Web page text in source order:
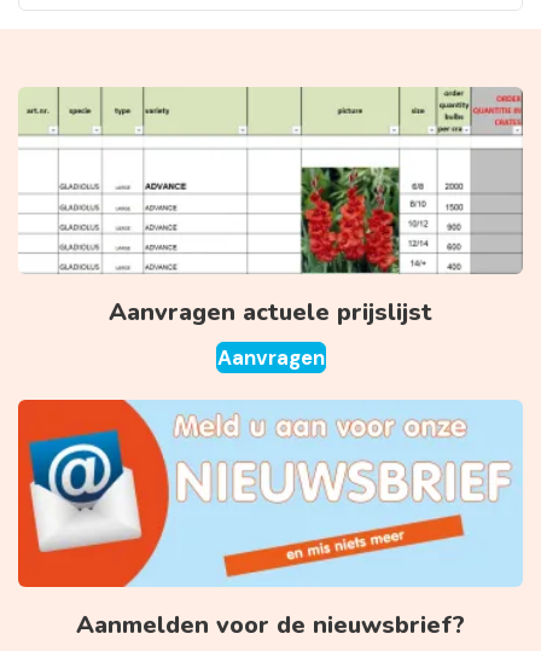
Aanvragen actuele prijslijst
Aanvragen
Aanmelden voor de nieuwsbrief?